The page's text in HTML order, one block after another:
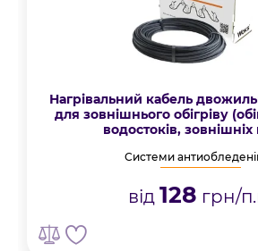
Нагрівальний кабель
для зовнішнього обігріву
водостоків,
Системи
від 128 грн/